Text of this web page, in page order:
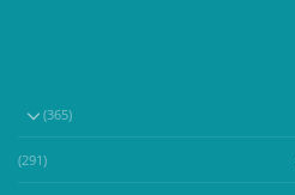
(365)
(291)